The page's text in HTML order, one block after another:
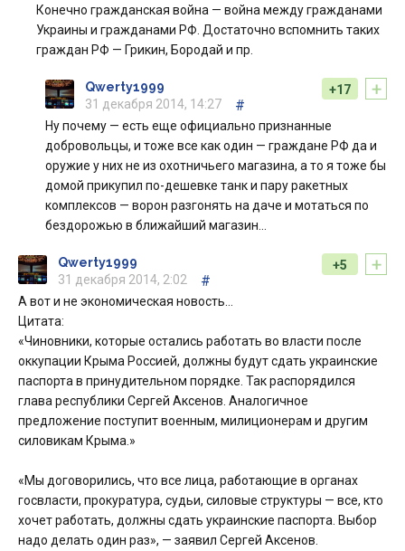
Конечно гражданская война — война между гражданами
Украины и гражданами РФ. Достаточно вспомнить таких
граждан РФ — Грикин, Бородай и пр.
+
+17
Qwerty1999
31 декабря 2014, 14:27
#
Ну почему — есть еще официально признанные
добровольцы, и тоже все как один — граждане РФ да и
оружие у них не из охотничьего магазина, а то я тоже бы
домой прикупил по-дешевке танк и пару ракетных
комплексов — ворон разгонять на даче и мотаться по
бездорожью в ближайший магазин…
+
+5
Qwerty1999
31 декабря 2014, 2:02
#
А вот и не экономическая новость…
Цитата:
«Чиновники, которые остались работать во власти после
оккупации Крыма Россией, должны будут сдать украинские
паспорта в принудительном порядке. Так распорядился
глава республики Сергей Аксенов. Аналогичное
предложение поступит военным, милиционерам и другим
силовикам Крыма.»
«Мы договорились, что все лица, работающие в органах
госвласти, прокуратура, судьи, силовые структуры — все, кто
хочет работать, должны сдать украинские паспорта. Выбор
надо делать один раз», — заявил Сергей Аксенов.